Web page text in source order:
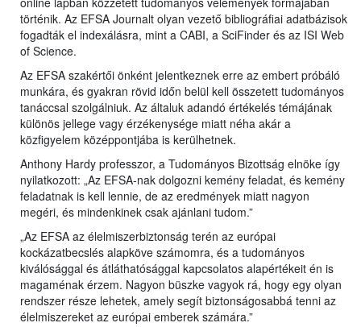
történik. Az EFSA Journalt olyan vezető bibliográfiai adatbázisok
fogadták el indexálásra, mint a CABI, a SciFinder és az ISI Web
of Science.
Az EFSA szakértői önként jelentkeznek erre az embert próbáló
munkára, és gyakran rövid időn belül kell összetett tudományos
tanáccsal szolgálniuk. Az általuk adandó értékelés témájának
különös jellege vagy érzékenysége miatt néha akár a
közfigyelem középpontjába is kerülhetnek.
Anthony Hardy professzor, a Tudományos Bizottság elnöke így
nyilatkozott: „Az EFSA-nak dolgozni kemény feladat, és kemény
feladatnak is kell lennie, de az eredmények miatt nagyon
megéri, és mindenkinek csak ajánlani tudom.”
„Az EFSA az élelmiszerbiztonság terén az európai
kockázatbecslés alapköve számomra, és a tudományos
kiválósággal és átláthatósággal kapcsolatos alapértékeit én is
magaménak érzem. Nagyon büszke vagyok rá, hogy egy olyan
rendszer része lehetek, amely segít biztonságosabbá tenni az
élelmiszereket az európai emberek számára.”